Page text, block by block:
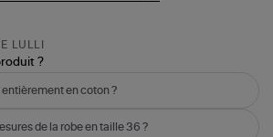
LULLI
?
en coton ?
de la robe en taille 36 ?